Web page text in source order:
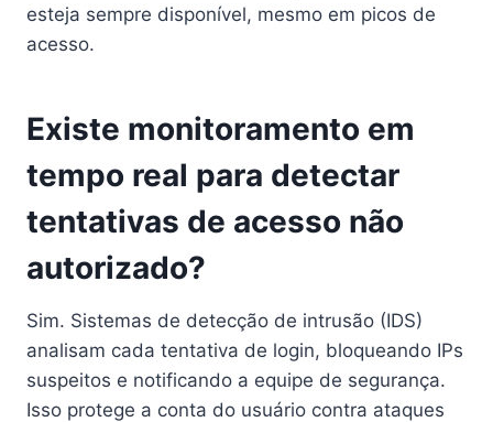
esteja sempre disponível, mesmo em picos de
acesso.
Existe monitoramento em
tempo real para detectar
tentativas de acesso não
autorizado?
Sim. Sistemas de detecção de intrusão (IDS)
analisam cada tentativa de login, bloqueando IPs
suspeitos e notificando a equipe de segurança.
Isso protege a conta do usuário contra ataques